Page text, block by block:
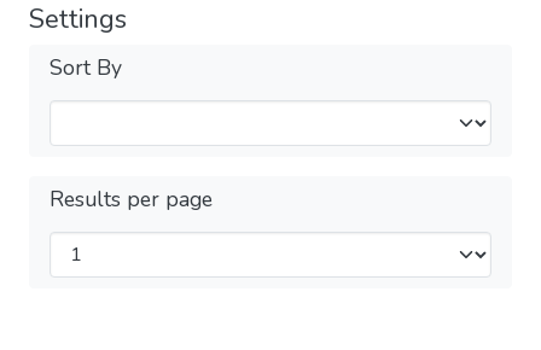
Settings
Sort By
Results per page